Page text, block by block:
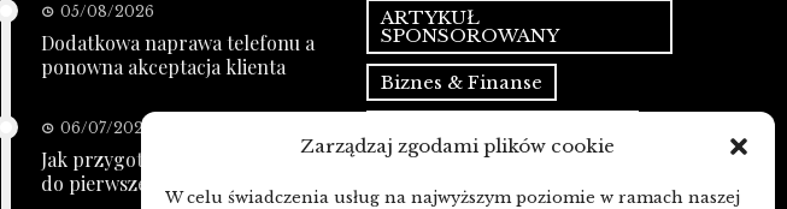
Zarządzaj zgodami plików cookie
W celu świadczenia usług na najwyższym poziomie w ramach naszej
05/08/2026
Dodatkowa naprawa telefonu a
ponowna akceptacja klienta
06/07/2026
Jak przygotować bazę mediów
do pierwszej kampanii PR
ARTYKUŁ
SPONSOROWANY
Biznes & Finanse